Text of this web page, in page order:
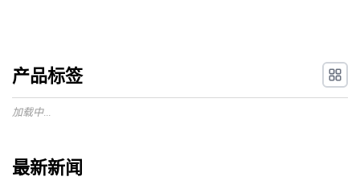
产品标签
加载中...
最新新闻